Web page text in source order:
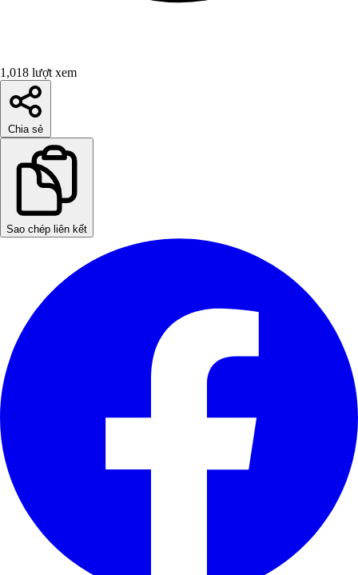
1,018 lượt xem
Chia sẻ
Sao chép liên kết